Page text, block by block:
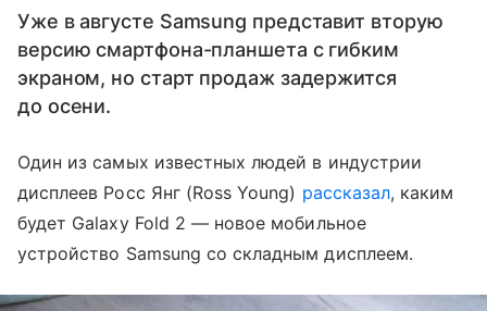
Уже в августе Samsung представит вторую
версию смартфона-планшета с гибким
экраном, но старт продаж задержится
до осени.
Один из самых известных людей в индустрии
дисплеев Росс Янг (Ross Young) рассказал, каким
будет Galaxy Fold 2 — новое мобильное
устройство Samsung со складным дисплеем.